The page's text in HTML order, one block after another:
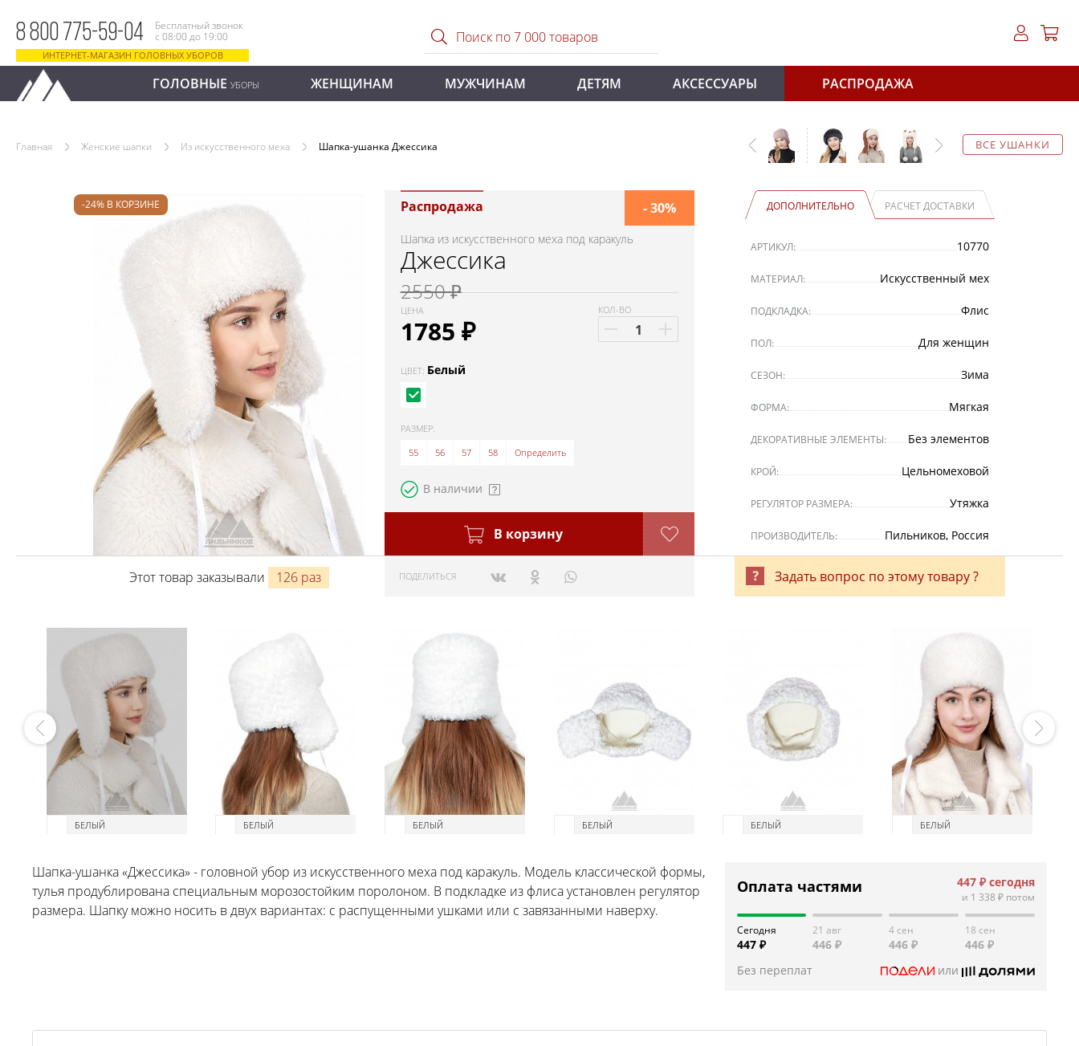
8 800 775-59-04
Бесплатный звонок
с 08:00 до 19:00
ИНТЕРНЕТ-МАГАЗИН ГОЛОВНЫХ УБОРОВ
ГОЛОВНЫЕ УБОРЫ ЖЕНЩИНАМ МУЖЧИНАМ ДЕТЯМ АКСЕССУАРЫ РАСПРОДАЖА
ВСЕ УШАНКИ
Главная Женские шапки Из искусственного меха Шапка-ушанка Джессика
-24% В КОРЗИНЕ Распродажа
Шапка из искусственного меха под каракуль
Джессика
2550 ₽
ЦЕНА
1785 ₽
- 30%
КОЛ-ВО
ЦВЕТ: Белый
РАЗМЕР:
55
56 57 58 Определить
В наличии
В корзину
ПОДЕЛИТЬСЯ
ДОПОЛНИТЕЛЬНО РАСЧЕТ ДОСТАВКИ
АРТИКУЛ: 10770
МАТЕРИАЛ: Искусственный мех
ПОДКЛАДКА: Флис
ПОЛ: Для женщин
СЕЗОН: Зима
ФОРМА: Мягкая
ДЕКОРАТИВНЫЕ ЭЛЕМЕНТЫ: Без элементов
КРОЙ: Цельномеховой
РЕГУЛЯТОР РАЗМЕРА: Утяжка
ПРОИЗВОДИТЕЛЬ: Пильников, Россия
Этот товар заказывали 126 раз Задать вопрос по этому товару ?
БЕЛЫЙ БЕЛЫЙ БЕЛЫЙ БЕЛЫЙ БЕЛЫЙ БЕЛЫЙ
Шапка-ушанка «Джессика» - головной убор из искусственного меха под каракуль. Модель классической формы,
тулья продублирована специальным морозостойким поролоном. В подкладке из флиса установлен регулятор
размера. Шапку можно носить в двух вариантах: с распущенными ушками или с завязанными наверху.
Оплата частями 447 ₽сегодня
и 1 338 ₽потом
Сегодня
447 ₽
21 авг
446 ₽
4 сен
446 ₽
18 сен
446 ₽
Без переплат
или